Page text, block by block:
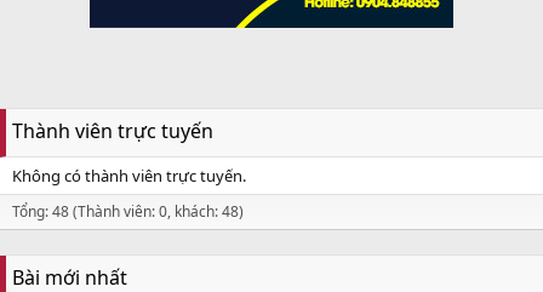
Thành viên trực tuyến
Không có thành viên trực tuyến.
Tổng: 48 (Thành viên: 0, khách: 48)
Bài mới nhất